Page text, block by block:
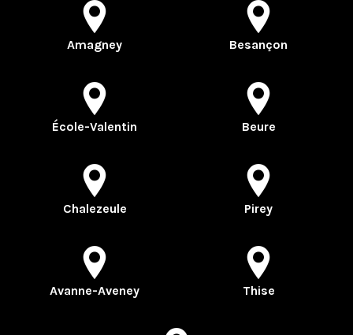
Amagney Besançon
École-Valentin Beure
Chalezeule Pirey
Avanne-Aveney Thise